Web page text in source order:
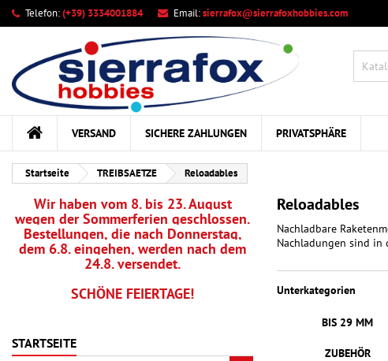
Telefon:(+39) 3334001884 Email:sierrafox@sierrafoxhobbies.com
VERSAND SICHERE ZAHLUNGEN PRIVATSPHÄRE
Startseite TREIBSAETZE Reloadables
Wir haben vom 8. bis 23. August
wegen der Sommerferien geschlossen.
Bestellungen, die nach Donnerstag,
dem 6.8. eingehen, werden nach dem
24.8. versendet.
SCHÖNE FEIERTAGE!
STARTSEITE
Reloadables
Nachladbare
Nachladungen sind
Unterkategorien
BIS 29 MM
ZUBEHÖR
Ihre
Neue
Sie